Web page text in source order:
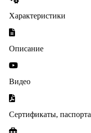
Характеристики
Описание
Видео
Сертификаты, паспорта